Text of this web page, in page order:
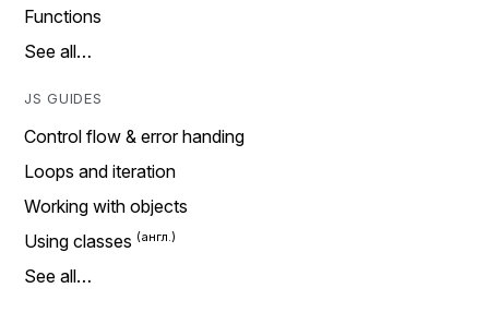
Functions
See all…
JS GUIDES
Control flow & error handing
Loops and iteration
Working with objects
Using classes
See all…